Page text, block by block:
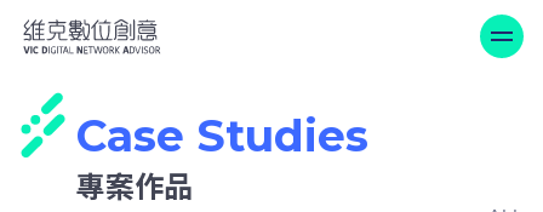
維克數位創意-專案作品
Case Studies
專案作品